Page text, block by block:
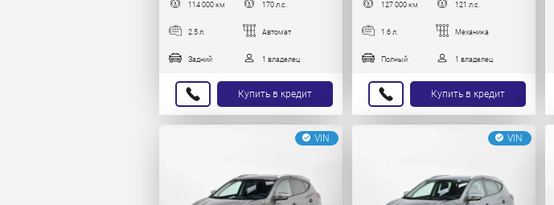
114 000 км 170 л.с.
2.5 л. Автомат
Задний 1 владелец
Купить в кредит
127 000 км 121 л.с.
1.6 л. Механика
Полный 1 владелец
Купить в кредит
VIN VIN